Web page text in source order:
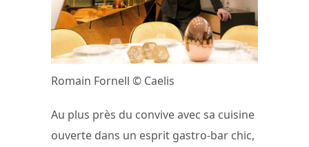
Romain Fornell © Caelis
Au plus près du convive avec sa cuisine
ouverte dans un esprit gastro-bar chic,